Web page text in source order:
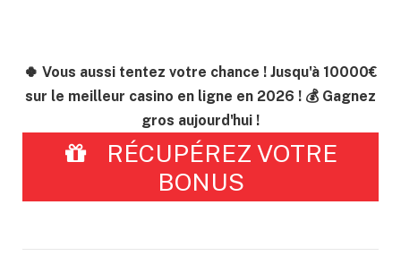
🍀 Vous aussi tentez votre chance ! Jusqu'à 10000€
sur le meilleur casino en ligne en 2026 ! 💰 Gagnez
gros aujourd'hui !
RÉCUPÉREZ VOTRE
BONUS